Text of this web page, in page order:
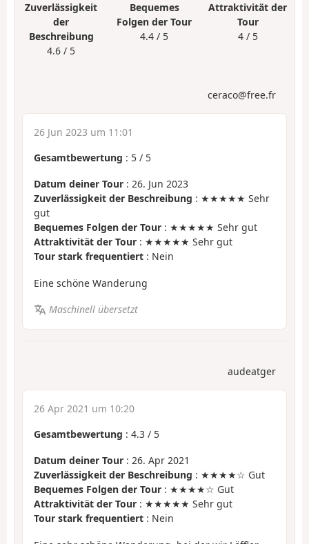
Zuverlässigkeit
der
Beschreibung
4.6 / 5
Bequemes
Folgen der Tour
4.4 / 5
Attraktivität der
Tour
4 / 5
ceraco@free.fr
26 Jun 2023 um 11:01
Gesamtbewertung : 5 / 5
Datum deiner Tour : 26. Jun 2023
Zuverlässigkeit der Beschreibung : ★★★★★ Sehr
gut
Bequemes Folgen der Tour : ★★★★★ Sehr gut
Attraktivität der Tour : ★★★★★ Sehr gut
Tour stark frequentiert : Nein
Eine schöne Wanderung
Maschinell übersetzt
audeatger
26 Apr 2021 um 10:20
Gesamtbewertung : 4.3 / 5
Datum deiner Tour : 26. Apr 2021
Zuverlässigkeit der Beschreibung : ★★★★☆ Gut
Bequemes Folgen der Tour : ★★★★☆ Gut
Attraktivität der Tour : ★★★★★ Sehr gut
Tour stark frequentiert : Nein